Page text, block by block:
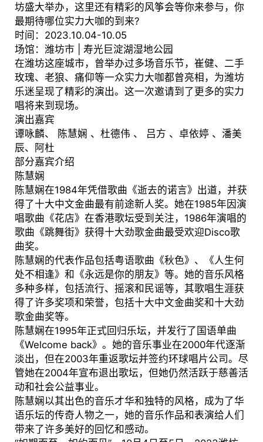
坊盛大举办，这里还有精彩的风筝会等你来参与，你
最期待哪位实力大咖的到来?
时间：2023.10.04-10.05
场馆：潍坊市 | 寿光巨淀湖湿地公园
在潍坊这座城市，曾举办过多场音乐节，崔健、二手
玫瑰、老狼、痛仰等一众实力大咖都曾亮相，为潍坊
乐迷呈现了精彩的演出。这一次邀请到了更多的实力
唱将来到现场。
演出嘉宾
谭咏麟、 陈慧娴 、杜德伟 、 吕方 、卓依婷 、潘美
辰、阿杜
部分嘉宾介绍
陈慧娴
陈慧娴在1984年凭借歌曲《逝去的诺言》出道，并获
得了十大中文金曲最有前途新人奖。她在1985年因演
唱歌曲《花店》在香港歌坛受到关注，1986年演唱的
歌曲《跳舞街》获得十大劲歌金曲最受欢迎Disco歌
曲奖。
陈慧娴的代表作品包括粤语歌曲《秋色》、《人生何
处不相逢》和《永远是你的朋友》等。她的音乐风格
多种多样，包括流行、摇滚和民谣等，其歌唱生涯获
得了许多奖项和荣誉，包括十大中文金曲奖和十大劲
歌金曲奖等。
陈慧娴在1995年正式回归乐坛，并发行了国语单曲
《Welcome back》。她的音乐事业在2000年代逐渐
淡出，但在2003年重返歌坛并签约环球唱片公司。尽
管她在2004年宣布退出歌坛，但她仍然活跃于慈善活
动和社会公益事业。
陈慧娴以其出色的音乐才华和独特的风格，成为了华
语乐坛的传奇人物之一，她的音乐作品和表演给人们
带来了许多美好的回忆和感动。